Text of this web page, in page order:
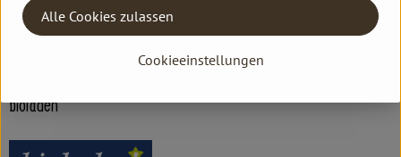
Hersteller: bioladen
bioladen
Cookieeinstellungen
Alle Cookies zulassen